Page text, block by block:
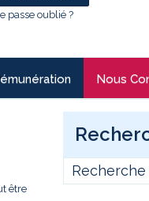
passe oublié ?
Nous
être